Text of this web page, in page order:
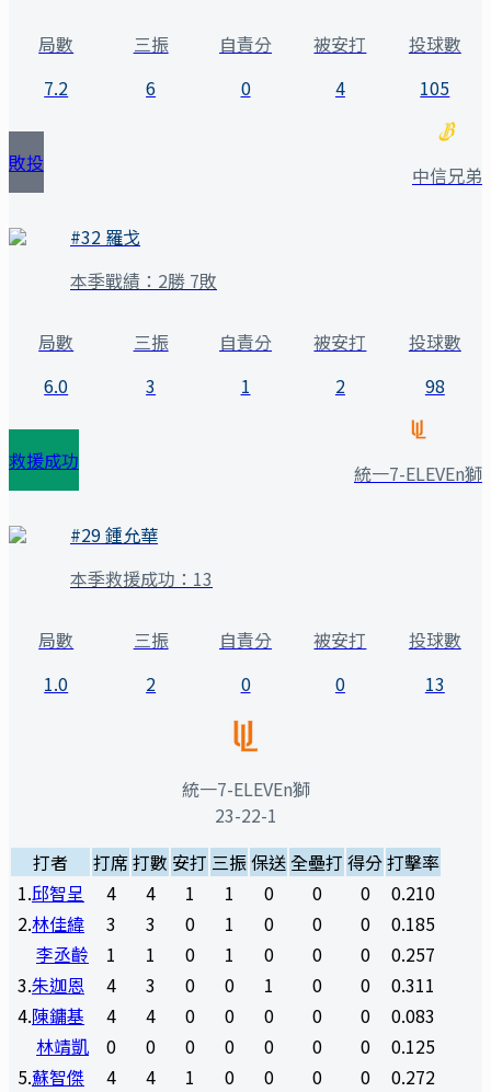
局數
7.2
三振
6
自責分
0
被安打
4
投球數
105
敗投 中信兄弟
#32 羅戈
本季戰績： 2勝 7敗
局數
6.0
三振
3
自責分
1
被安打
2
投球數
98
救援成功 統一7-ELEVEn獅
#29鍾允華
本季救援成功： 13
局數
1.0
三振
2
自責分
0
被安打
0
投球數
13
統一7-ELEVEn獅
23-22-1
打者
打席打數 安打 三振保送全壘打 得分打擊率
1.邱智呈 4 4 1 1 0 0 0
0.210
2.林佳緯 3 3 0 1 0 0 0
0.185
李丞齡
1 1 0 1 0 0 0
0.257
3.朱迦恩 4 3 0 0 1 0 0
0.311
4.陳鏞基 4 4 0 0 0 0 0
0.083
林靖凱
0 0 0 0 0 0 0
0.125
5.蘇智傑 4 4 1 0 0 0 0
0.272